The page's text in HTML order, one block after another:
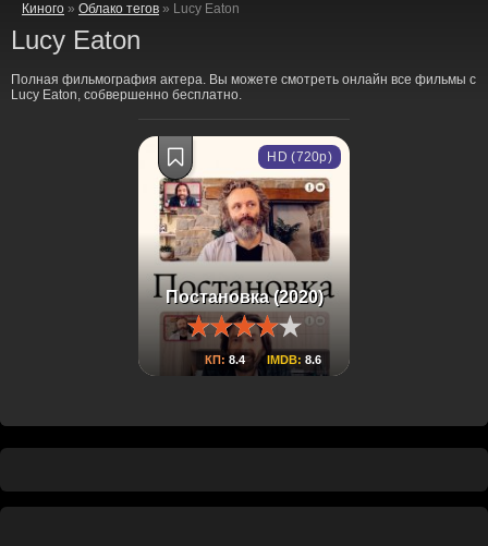
Киного » Облако тегов » Lucy Eaton
Lucy Eaton
Полная фильмография актера. Вы можете смотреть онлайн все фильмы с
Lucy Eaton, собвершенно бесплатно.
Постановка (2020)
КП: 8.4 IMDB: 8.6
HD (720p)